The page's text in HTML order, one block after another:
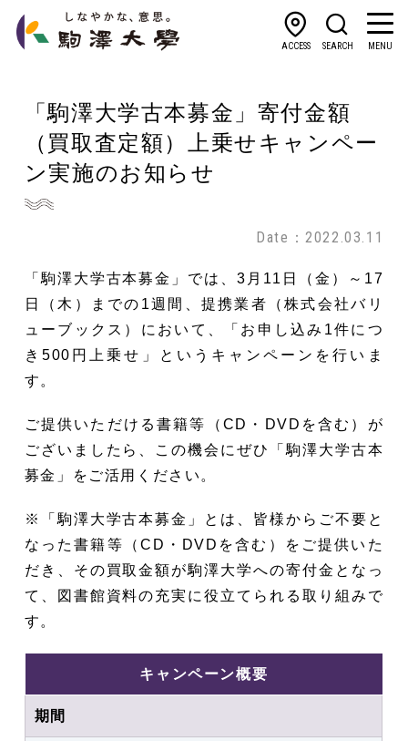
ACCESS SEARCH MENU
「駒澤大学古本募金」寄付金額
（買取査定額）上乗せキャンペー
ン実施のお知らせ
Date：2022.03.11
「駒澤大学古本募金」では、3月11日（金）～17
日（木）までの1週間、提携業者（株式会社バリ
ューブックス）において、「お申し込み1件につ
き500円上乗せ」というキャンペーンを行いま
す。
ご提供いただける書籍等（CD・DVDを含む）が
ございましたら、この機会にぜひ「駒澤大学古本
募金」をご活用ください。
※「駒澤大学古本募金」とは、皆様からご不要と
なった書籍等（CD・DVDを含む）をご提供いた
だき、その買取金額が駒澤大学への寄付金となっ
て、図書館資料の充実に役立てられる取り組みで
す。
キャンペーン概要
期間